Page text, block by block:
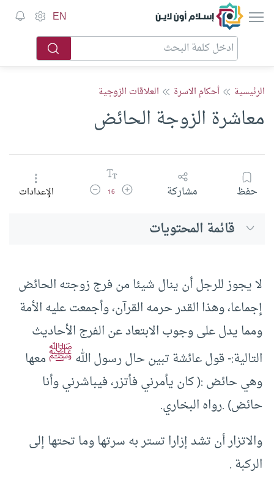
إسلام أون لاين EN
الرئيسية أحكام الاسرة العلاقات الزوجية
معاشرة الزوجة الحائض
حفظ مشاركة زيادة حجم الخط
16 تقليل حجم الخطالإعدادات
قائمة المحتويات
لا يجوز للرجل أن ينال شيئا من فرج زوجته الحائض
إجماعا، وهذا القدر حرمه القرآن، وأجمعت عليه الأمة
ومما يدل على وجوب الابتعاد عن الفرج الأحاديث
التالية:- قول عائشة تبين حال رسول اللهﷺمعها
وهي حائض :( كان يأمرني فأتزر، فيباشرني وأنا
حائض) .رواه البخاري.
والاتزار أن تشد إزارا تستر به سرتها وما تحتها إلى
الركبة .